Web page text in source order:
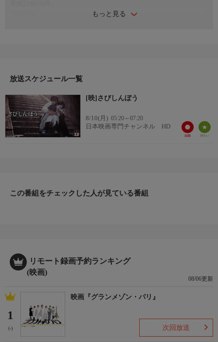
もっと見る
子）に“さびしんぼう”と名付けていた。
そんなヒロキの前にピエロの化粧をした不思議な女の子（富田・
２役）が現れ、 自ら“さびしんぼう”と名乗る。「人を恋すること
はとっても淋しいから、 だからあたしは、 さびしんぼう」。た
びたび現れて騒動を巻き起こすこの“さびしんぼう”を、 ヒロキは
放送スケジュール一覧
[映]さびしんぼう
8/10(月) 05:20～07:20
日本映画専門チャンネル HD
この番組をチェックした人が見ている番組
リモート録画予約ランキング
(映画)
08/06更新
1
(-)
映画『グランメゾン・パリ』
次回放送